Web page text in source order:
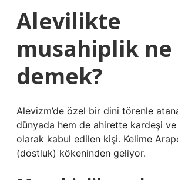
Alevilikte
musahiplik ne
demek?
Alevizm’de özel bir dini törenle
dünyada hem de ahirette kardeşi ve
olarak kabul edilen kişi. Kelime
(dostluk) kökeninden geliyor.